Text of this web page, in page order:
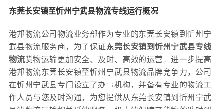
东莞长安镇至忻州宁武县物流专线运行概况
港邦物流公司物流业务部作为专业的东莞长安镇到忻州宁
武县物流服务商，为了保证东莞长安镇到忻州宁武县专线
物流货物运输更加安全、及时、高效的运营，进一步提高
港邦物流东莞长安镇至忻州宁武县物流品牌竞争力，公司
在忻州宁武县专门设立了办事机构，并备有专业的物流工
作人员与您及时沟通，为您提供从东莞长安镇到忻州宁武